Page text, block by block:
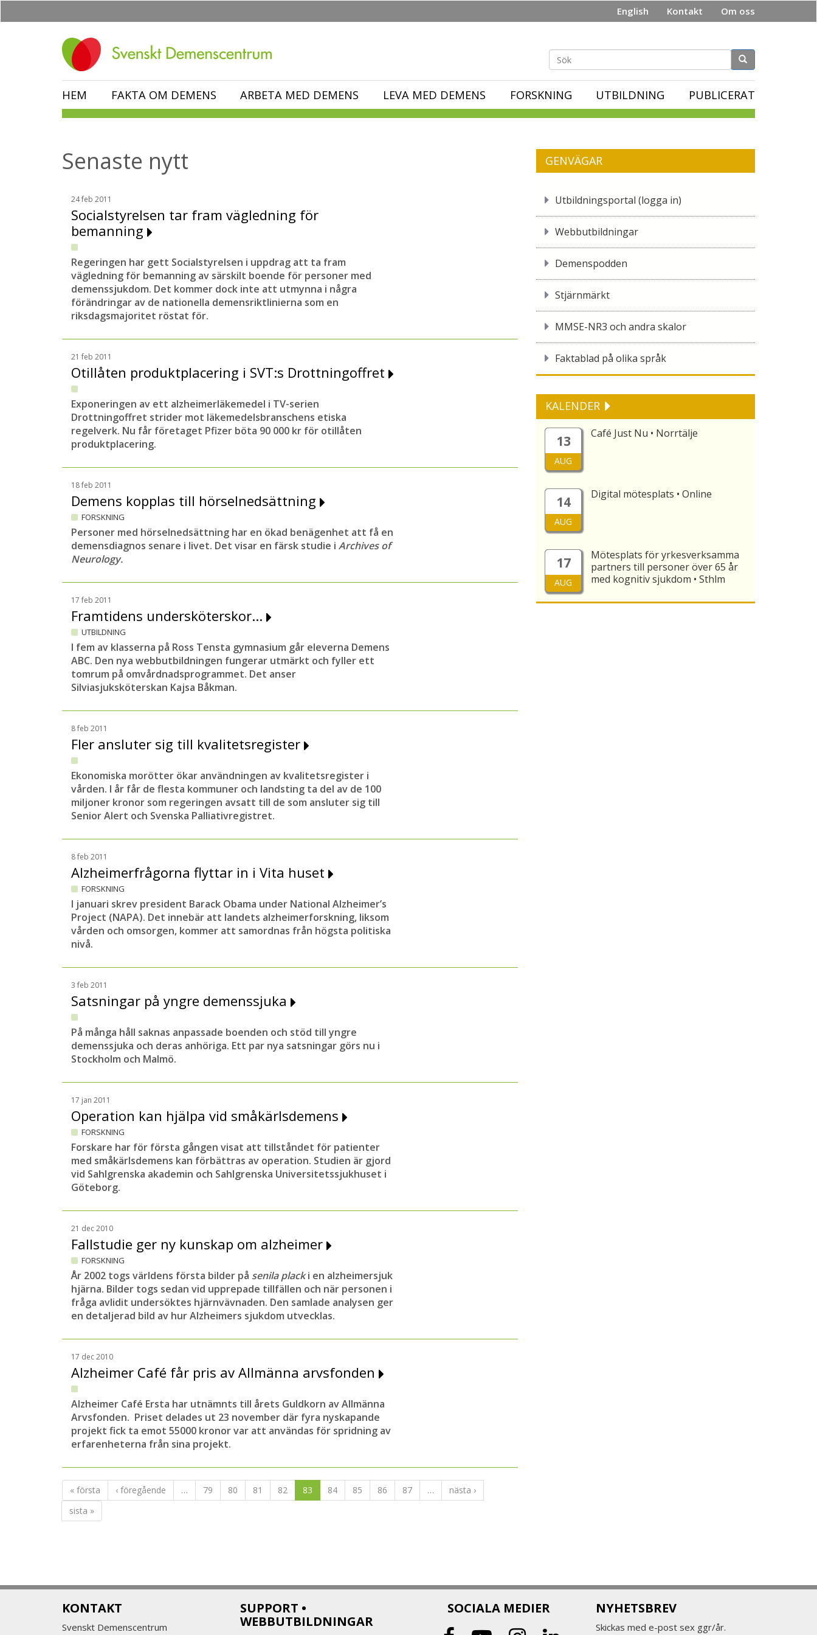
English Kontakt Om oss
Sökformulär
HEM FAKTA OM DEMENS ARBETA MED DEMENS LEVA MED DEMENS FORSKNING UTBILDNING PUBLICERAT
Senaste nytt
24 feb 2011
Socialstyrelsen tar fram vägledning för
bemanning
Regeringen har gett Socialstyrelsen i uppdrag att ta fram
vägledning för bemanning av särskilt boende för personer med
demenssjukdom. Det kommer dock inte att utmynna i några
förändringar av de nationella demensriktlinierna som en
riksdagsmajoritet röstat för.
21 feb 2011
Otillåten produktplacering i SVT:s Drottningoffret
Exponeringen av ett alzheimerläkemedel i TV-serien
Drottningoffret strider mot läkemedelsbranschens etiska
regelverk. Nu får företaget Pfizer böta 90 000 kr för otillåten
produktplacering.
18 feb 2011
Demens kopplas till hörselnedsättning
FORSKNING
Personer med hörselnedsättning har en ökad benägenhet att få en
demensdiagnos senare i livet. Det visar en färsk studie i Archives of
Neurology.
17 feb 2011
Framtidens undersköterskor...
UTBILDNING
I fem av klasserna på Ross Tensta gymnasium går eleverna Demens
ABC. Den nya webbutbildningen fungerar utmärkt och fyller ett
tomrum på omvårdnadsprogrammet. Det anser
Silviasjuksköterskan Kajsa Båkman.
8 feb 2011
Fler ansluter sig till kvalitetsregister
Ekonomiska morötter ökar användningen av kvalitetsregister i
vården. I år får de flesta kommuner och landsting ta del av de 100
miljoner kronor som regeringen avsatt till de som ansluter sig till
Senior Alert och Svenska Palliativregistret.
8 feb 2011
Alzheimerfrågorna flyttar in i Vita huset
FORSKNING
I januari skrev president Barack Obama under National Alzheimer’s
Project (NAPA). Det innebär att landets alzheimerforskning, liksom
vården och omsorgen, kommer att samordnas från högsta politiska
nivå.
3 feb 2011
Satsningar på yngre demenssjuka
På många håll saknas anpassade boenden och stöd till yngre
demenssjuka och deras anhöriga. Ett par nya satsningar görs nu i
Stockholm och Malmö.
17 jan 2011
Operation kan hjälpa vid småkärlsdemens
FORSKNING
Forskare har för första gången visat att tillståndet för patienter
med småkärlsdemens kan förbättras av operation. Studien är gjord
vid Sahlgrenska akademin och Sahlgrenska Universitetssjukhuset i
Göteborg.
21 dec 2010
Fallstudie ger ny kunskap om alzheimer
FORSKNING
År 2002 togs världens första bilder på senila placki en alzheimersjuk
hjärna. Bilder togs sedan vid upprepade tillfällen och när personen i
fråga avlidit undersöktes hjärnvävnaden. Den samlade analysen ger
en detaljerad bild av hur Alzheimers sjukdom utvecklas.
17 dec 2010
Alzheimer Café får pris av Allmänna arvsfonden
Alzheimer Café Ersta har utnämnts till årets Guldkorn av Allmänna
Arvsfonden. Priset delades ut 23 november där fyra nyskapande
projekt fick ta emot 55000 kronor var att användas för spridning av
erfarenheterna från sina projekt.
« första ‹ föregående … 79 80 81 82 83 84 85 86 87 …
nästa ›
sista »
GENVÄGAR
Utbildningsportal (logga in)
Webbutbildningar
Demenspodden
Stjärnmärkt
MMSE-NR3 och andra skalor
Faktablad på olika språk
KALENDER
13
AUG
Café Just Nu • Norrtälje
14
AUG
Digital mötesplats • Online
17
AUG
Mötesplats för yrkesverksamma
partners till personer över 65 år
med kognitiv sjukdom • Sthlm
KONTAKT
Svenskt Demenscentrum
SUPPORT •
WEBBUTBILDNINGAR
SOCIALA MEDIER NYHETSBREV
Skickas med e-post sex ggr/år.